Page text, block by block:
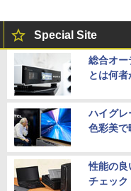
Special Site
総合オー
とは何者
ハイグ
色彩美で
性能の良
チェック